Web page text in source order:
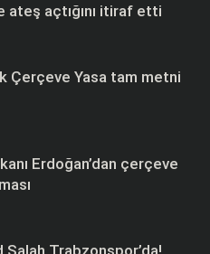
ateş açtığını itiraf etti
Çerçeve Yasa tam metni
Erdoğan’dan çerçeve
Salah Trabzonspor’da!